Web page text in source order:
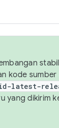
kode sumber
latest-
yang dikirim